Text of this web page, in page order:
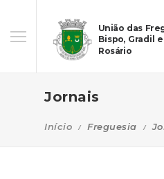
União das
Bispo, Gradil
Rosário
Jornais
Início Freguesia